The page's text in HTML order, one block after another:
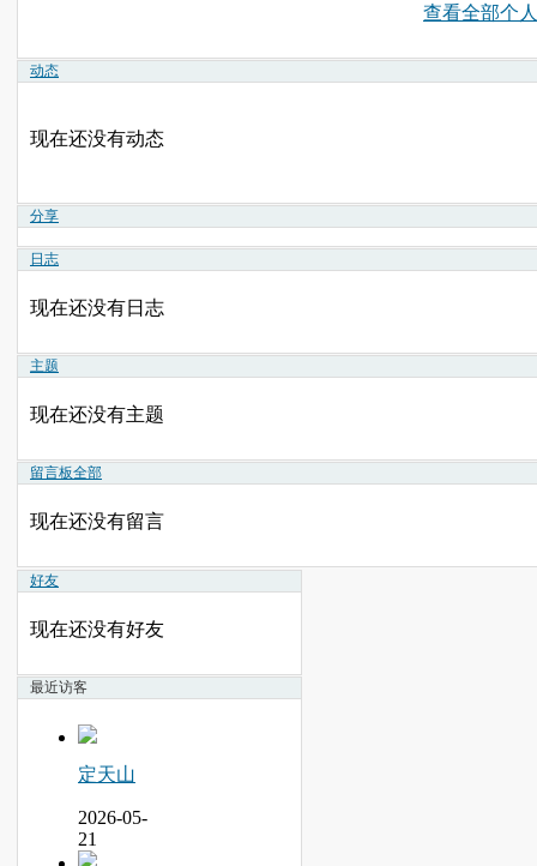
查看全部个
动态
现在还没有动态
分享
日志
现在还没有日志
主题
现在还没有主题
留言板全部
现在还没有留言
好友
现在还没有好友
最近访客
定天山
2026-05-
21